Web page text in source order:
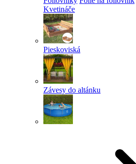
Kvetináče
Pieskoviská
Závesy do altánku